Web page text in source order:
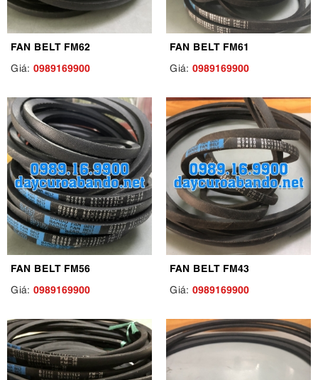
FAN BELT FM62
Giá: 0989169900
FAN BELT FM61
Giá: 0989169900
FAN BELT FM56
Giá: 0989169900
FAN BELT FM43
Giá: 0989169900